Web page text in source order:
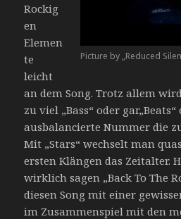
Picture by „Reduced
Rockig
en
Elemen
te
leicht
an dem Song. Trotz allem
zu viel „Bass“ oder
ausbalancierte Nummer die
Mit „Stars“ wechselt man
ersten Klängen das Zeitalter.
wirklich sagen „Back To The
diesen Song mit einer
im Zusammenspiel mit den